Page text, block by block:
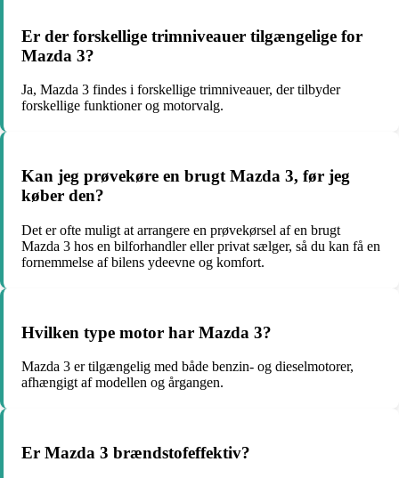
Er der forskellige trimniveauer tilgængelige for
Mazda 3?
Ja, Mazda 3 findes i forskellige trimniveauer, der tilbyder
forskellige funktioner og motorvalg.
Kan jeg prøvekøre en brugt Mazda 3, før jeg
køber den?
Det er ofte muligt at arrangere en prøvekørsel af en brugt
Mazda 3 hos en bilforhandler eller privat sælger, så du kan få en
fornemmelse af bilens ydeevne og komfort.
Hvilken type motor har Mazda 3?
Mazda 3 er tilgængelig med både benzin- og dieselmotorer,
afhængigt af modellen og årgangen.
Er Mazda 3 brændstofeffektiv?